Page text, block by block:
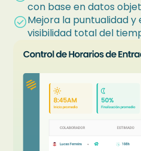
con base en datos
check_circleMejora la puntualidad
visibilidad total del